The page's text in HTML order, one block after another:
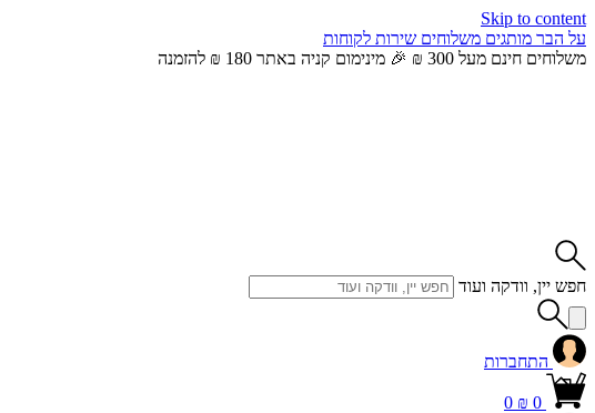
Skip to content
על הבר מותגים משלוחים שירות לקוחות
משלוחים חינם מעל 300 ₪ 🎉 מינימום קניה באתר 180 ₪ להזמנה
חפש יין, וודקה ועוד
התחברות
0
0 ₪